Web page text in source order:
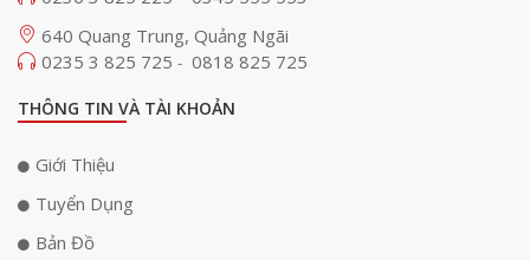
640 Quang Trung, Quảng Ngãi
0235 3 825 725 - 0818 825 725
THÔNG TIN VÀ TÀI KHOẢN
Giới Thiệu
Tuyển Dụng
Bản Đồ